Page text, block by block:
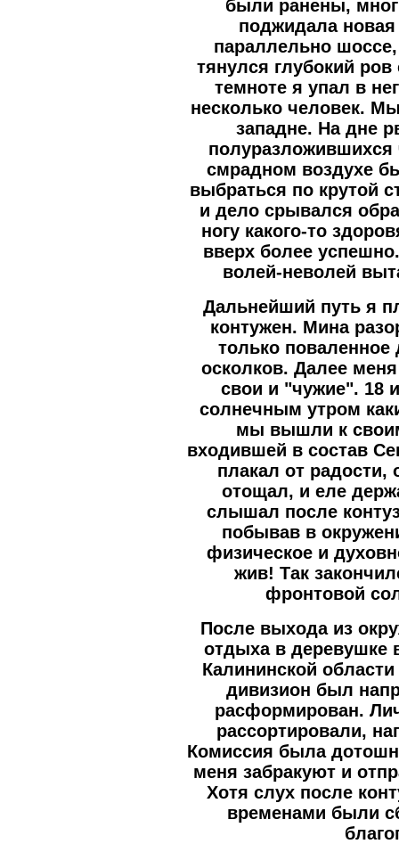
были ранены,
поджидала новая
параллельно шоссе,
тянулся глубокий
темноте я упал в
несколько человек.
западне. На дне
полуразложившихся
смрадном воздухе
выбраться по крутой
и дело срывался
ногу какого-то
вверх более
волей-неволей
Дальнейший путь я
контужен. Мина
только поваленное
осколков. Далее
свои и "чужие". 18
солнечным утром
мы вышли к
входившей в состав
плакал от радости,
отощал, и еле
слышал после
побывав в
физическое и
жив! Так
фронтовой
После выхода из
отдыха в деревушке
Калининской
дивизион был
расформирован.
рассортировали,
Комиссия была
меня забракуют и
Хотя слух после
временами были